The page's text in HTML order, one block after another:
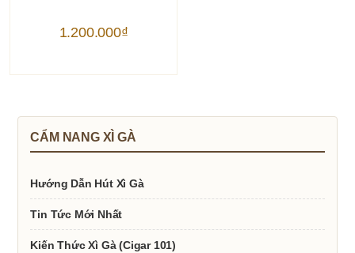
1.200.000₫
CẨM NANG XÌ GÀ
Hướng Dẫn Hút Xì Gà
Tin Tức Mới Nhất
Kiến Thức Xì Gà (Cigar 101)